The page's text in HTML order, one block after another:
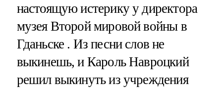
настоящую истерику у директора
музея Второй мировой войны в
Гданьске . Из песни слов не
выкинешь, и Кароль Навроцкий
решил выкинуть из учреждения